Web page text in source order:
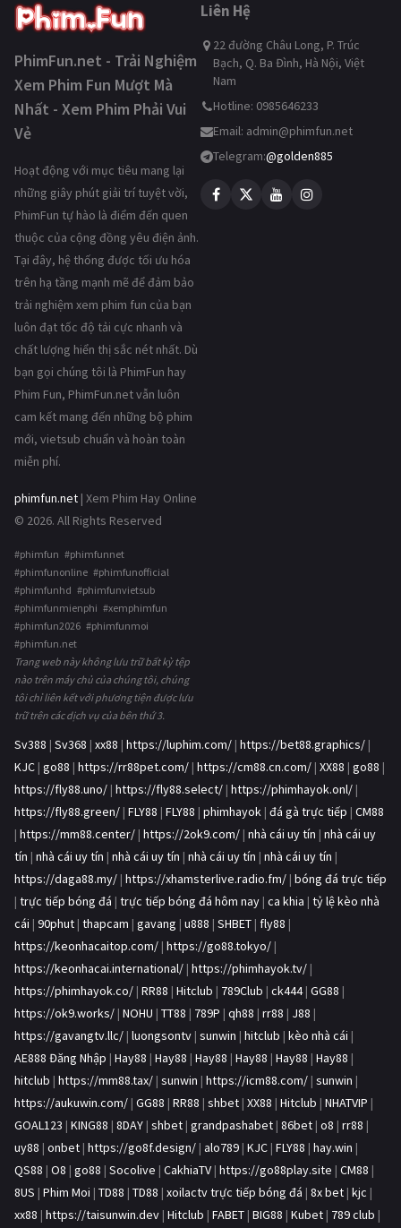
PhimFun.net - Trải Nghiệm
Xem Phim Fun Mượt Mà
Nhất - Xem Phim Phải Vui
Vẻ
Hoạt động với mục tiêu mang lại
những giây phút giải trí tuyệt vời,
PhimFun tự hào là điểm đến quen
thuộc của cộng đồng yêu điện ảnh.
Tại đây, hệ thống được tối ưu hóa
trên hạ tầng mạnh mẽ để đảm bảo
trải nghiệm xem phim fun của bạn
luôn đạt tốc độ tải cực nhanh và
chất lượng hiển thị sắc nét nhất. Dù
bạn gọi chúng tôi là PhimFun hay
Phim Fun, PhimFun.net vẫn luôn
cam kết mang đến những bộ phim
mới, vietsub chuẩn và hoàn toàn
miễn phí.
phimfun.net | Xem Phim Hay Online
© 2026. All Rights Reserved
#phimfun #phimfunnet
#phimfunonline #phimfunofficial
#phimfunhd #phimfunvietsub
#phimfunmienphi #xemphimfun
#phimfun2026 #phimfunmoi
#phimfun.net
Trang web này không lưu trữ bất kỳ tệp
nào trên máy chủ của chúng tôi, chúng
tôi chỉ liên kết với phương tiện được lưu
trữ trên các dịch vụ của bên thứ 3.
Liên Hệ
22 đường Châu Long, P. Trúc
Bạch, Q. Ba Đình, Hà Nội, Việt
Nam
Hotline: 0985646233
Email: admin@phimfun.net
Telegram:@golden885
Sv388 | Sv368 | xx88 | https://luphim.com/ | https://bet88.graphics/ |
KJC | go88 | https://rr88pet.com/ | https://cm88.cn.com/ | XX88 | go88 |
https://fly88.uno/ | https://fly88.select/ | https://phimhayok.onl/ |
https://fly88.green/ | FLY88 | FLY88 | phimhayok | đá gà trực tiếp | CM88
| https://mm88.center/ | https://2ok9.com/ | nhà cái uy tín | nhà cái uy
tín | nhà cái uy tín | nhà cái uy tín | nhà cái uy tín | nhà cái uy tín |
https://daga88.my/ | https://xhamsterlive.radio.fm/ | bóng đá trực tiếp
| trực tiếp bóng đá | trực tiếp bóng đá hôm nay | ca khia | tỷ lệ kèo nhà
cái | 90phut | thapcam | gavang | u888 | SHBET | fly88 |
https://keonhacaitop.com/ | https://go88.tokyo/ |
https://keonhacai.international/ | https://phimhayok.tv/ |
https://phimhayok.co/ | RR88 | Hitclub | 789Club | ck444| GG88 |
https://ok9.works/ | NOHU | TT88 | 789P | qh88 | rr88 | J88 |
https://gavangtv.llc/ | luongsontv | sunwin | hitclub | kèo nhà cái |
AE888 Đăng Nhập | Hay88 | Hay88 | Hay88 | Hay88 | Hay88 | Hay88 |
hitclub | https://mm88.tax/ | sunwin | https://icm88.com/ | sunwin |
https://aukuwin.com/ | GG88 | RR88 | shbet | XX88 | Hitclub | NHATVIP |
GOAL123 | KING88 | 8DAY | shbet | grandpashabet | 86bet | o8 | rr88 |
uy88 | onbet | https://go8f.design/ | alo789 | KJC | FLY88 | hay.win |
QS88 | O8 | go88 | Socolive | CakhiaTV | https://go88play.site | CM88 |
8US | Phim Moi | TD88 | TD88 | xoilactv trực tiếp bóng đá | 8x bet | kjc |
xx88 | https://taisunwin.dev | Hitclub | FABET | BIG88 | Kubet | 789 club |